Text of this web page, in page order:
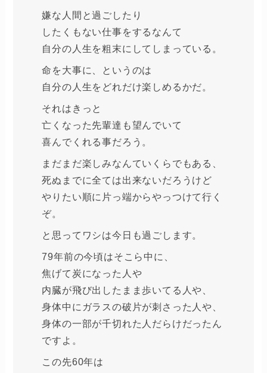
嫌な人間と過ごしたり
したくもない仕事をするなんて
自分の人生を粗末にしてしまっている。
命を大事に、というのは
自分の人生をどれだけ楽しめるかだ。
それはきっと
亡くなった先輩達も望んでいて
喜んでくれる事だろう。
まだまだ楽しみなんていくらでもある、
死ぬまでに全ては出来ないだろうけど
やりたい順に片っ端からやっつけて行く
ぞ。
と思ってワシは今日も過ごします。
79年前の今頃はそこら中に、
焦げて炭になった人や
内臓が飛び出したまま歩いてる人や、
身体中にガラスの破片が刺さった人や、
身体の一部が千切れた人だらけだったん
ですよ。
この先60年は